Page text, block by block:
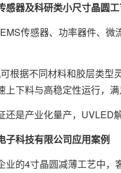
感器及科研类小尺寸晶圆
传感器、功率器件、微
据不同材料和胶层类型
下料与高稳定性运行，
是产业化量产，UVLED解
子科技有限公司应用案例
4寸晶圆减薄工艺中，